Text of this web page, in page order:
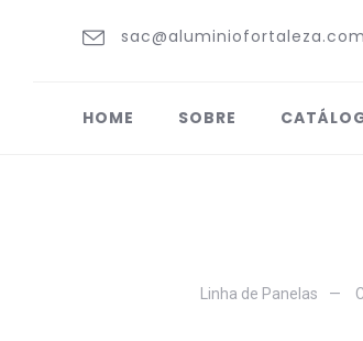
HOME SOBRE
Linha de Panelas